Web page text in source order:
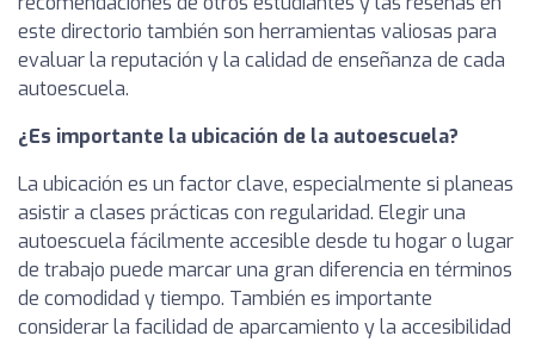
este directorio también son herramientas valiosas para
evaluar la reputación y la calidad de enseñanza de cada
autoescuela.
¿Es importante la ubicación de la autoescuela?
La ubicación es un factor clave, especialmente si planeas
asistir a clases prácticas con regularidad. Elegir una
autoescuela fácilmente accesible desde tu hogar o lugar
de trabajo puede marcar una gran diferencia en términos
de comodidad y tiempo. También es importante
considerar la facilidad de aparcamiento y la accesibilidad